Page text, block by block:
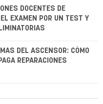
DOCENTES DE
EXAMEN POR UN TEST Y
DEL ASCENSOR: CÓMO
REPARACIONES